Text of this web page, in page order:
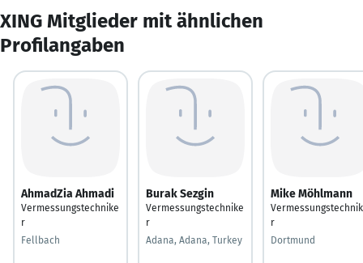
XING Mitglieder mit ähnlichen
Profilangaben
AhmadZia Ahmadi
Vermessungstechnike
r
Fellbach
Burak Sezgin
Vermessungstechnike
r
Adana, Adana, Turkey
Mike Möhlmann
r
Dortmund